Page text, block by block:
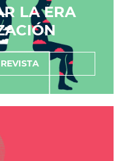
LA ERA